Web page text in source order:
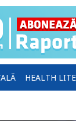
HEALTH